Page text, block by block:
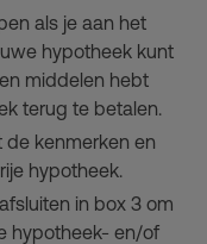
als je aan het
hypotheek kunt
middelen hebt
terug te betalen.
de kenmerken en
hypotheek.
in box 3 om
hypotheek- en/of